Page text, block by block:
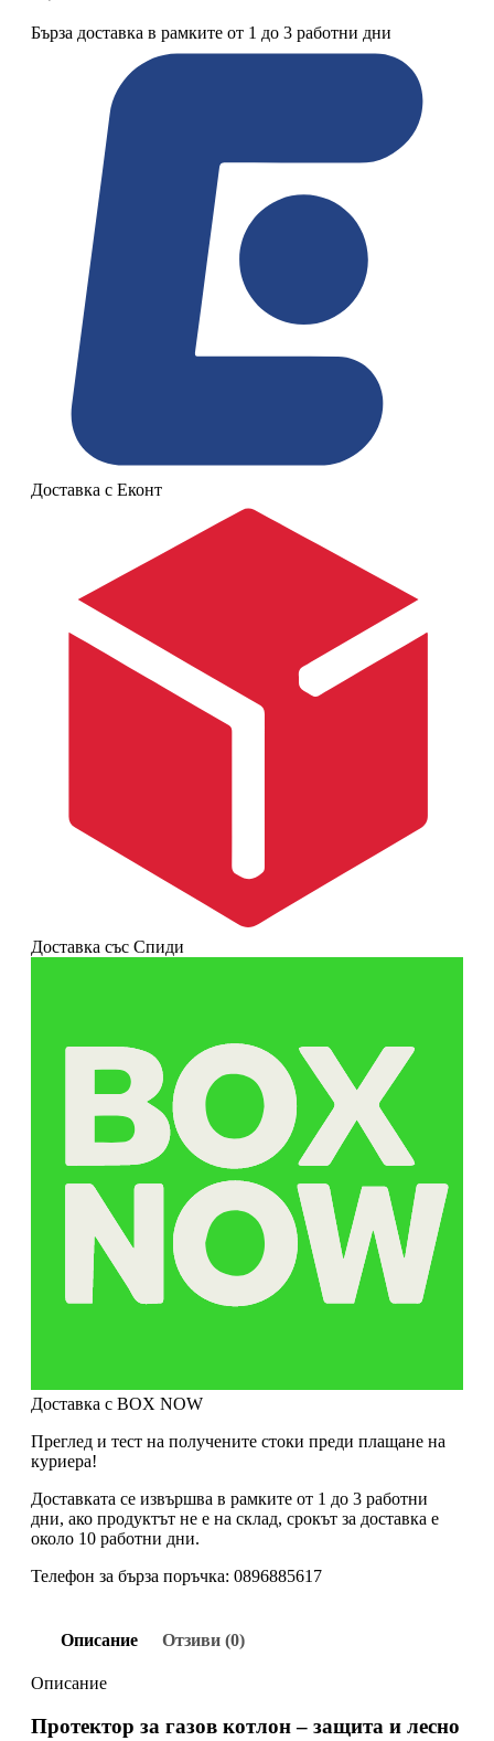
Бърза доставка в рамките от 1 до 3 работни дни
Доставка с Еконт
Доставка със Спиди
Доставка с BOX NOW
Преглед и тест на получените стоки преди плащане на
куриера!
Доставката се извършва в рамките от 1 до 3 работни
дни, ако продуктът не е на склад, срокът за доставка е
около 10 работни дни.
Телефон за бърза поръчка: 0896885617
Описание Отзиви (0)
Описание
Протектор за газов котлон – защита и лесно